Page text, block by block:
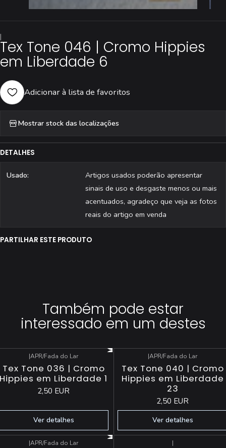
|
Tex Tone 046 | Cromo Hippies
em Liberdade 6
Adicionar à lista de favoritos
Mostrar stock das localizações
DETALHES
Usado:
Artigos usados poderão apresentar
sinais de uso e desgaste menos ou mais
acentuados, agradeço que veja as fotos
reais do artigo em venda
PARTILHAR ESTE PRODUTO
Também pode estar
interessado em um destes
|APR/Fada do Lar
Tex Tone 036 | Cromo
Hippies em Liberdade 1
2,50 EUR
Ver detalhes
|APR/Fada do Lar
Tex Tone 040 | Cromo
Hippies em Liberdade
23
2,50 EUR
Ver detalhes
|APR/Fada do Lar |